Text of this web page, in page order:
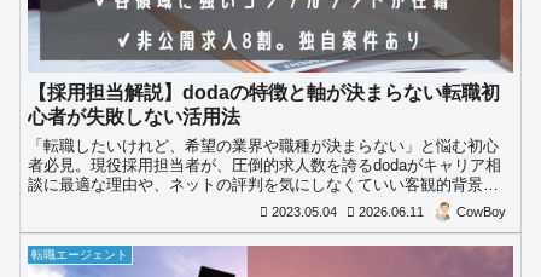
【採用担当解説】dodaの特徴と軸が決まらない転職初
心者が失敗しない活用法
「転職したいけれど、希望の業界や職種が決まらない」と悩む初心
者必見。現役採用担当者が、圧倒的求人数を誇るdodaがキャリア相
談に最適な理由や、ネットの評判を気にしなくていい客観的背景を
2023.05.04 2026.06.11 CowBoy
転職エージェント